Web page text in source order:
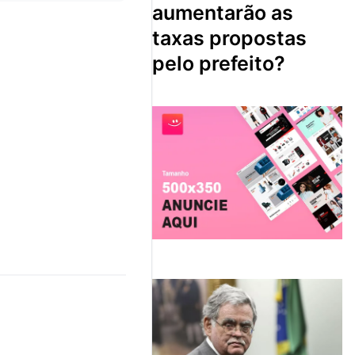
aumentarão as
taxas propostas
pelo prefeito?